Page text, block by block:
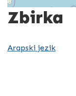
Zbirka
Arapski jezik